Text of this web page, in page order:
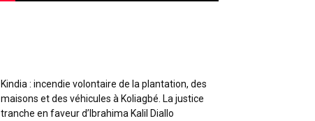
Kindia : incendie volontaire de la plantation, des
maisons et des véhicules à Koliagbé. La justice
tranche en faveur d’Ibrahima Kalil Diallo